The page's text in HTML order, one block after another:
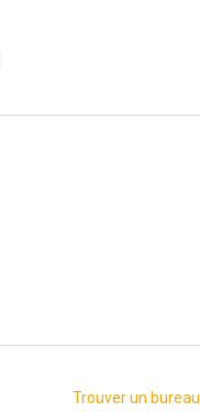
Trouver un bureau